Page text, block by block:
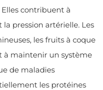
contribuent à
pression artérielle. Les
les fruits à coque
à maintenir un système
de maladies
les protéines